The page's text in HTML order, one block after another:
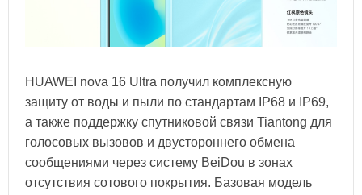
HUAWEI nova 16 Ultra получил комплексную
защиту от воды и пыли по стандартам IP68 и IP69,
а также поддержку спутниковой связи Tiantong для
голосовых вызовов и двустороннего обмена
сообщениями через систему BeiDou в зонах
отсутствия сотового покрытия. Базовая модель